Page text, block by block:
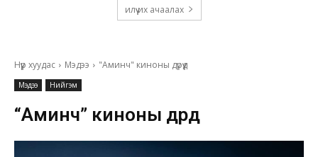
илүү их ачаалах